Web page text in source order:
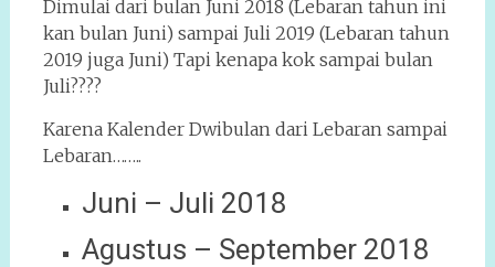
Dimulai dari bulan Juni 2018 (Lebaran tahun ini
kan bulan Juni) sampai Juli 2019 (Lebaran tahun
2019 juga Juni) Tapi kenapa kok sampai bulan
Juli????
Karena Kalender Dwibulan dari Lebaran sampai
Lebaran……..
Juni – Juli 2018
Agustus – September 2018